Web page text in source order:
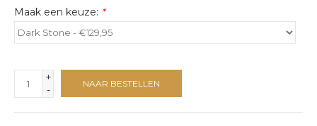
Maak een keuze: *
+
-
NAAR BESTELLEN